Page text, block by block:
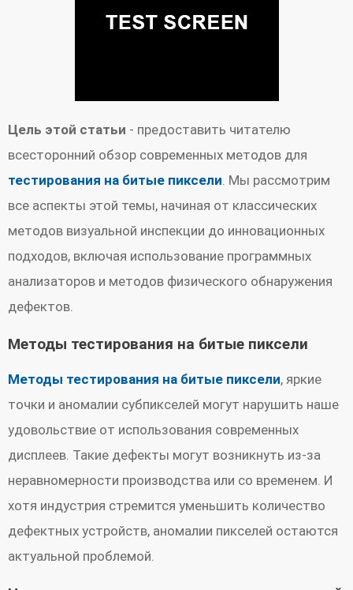
Цель этой статьи - предоставить читателю
всесторонний обзор современных методов для
тестирования на битые пиксели. Мы рассмотрим
все аспекты этой темы, начиная от классических
методов визуальной инспекции до инновационных
подходов, включая использование программных
анализаторов и методов физического обнаружения
дефектов.
Методы тестирования на битые пиксели
Методы тестирования на битые пиксели, яркие
точки и аномалии субпикселей могут нарушить наше
удовольствие от использования современных
дисплеев. Такие дефекты могут возникнуть из-за
неравномерности производства или со временем. И
хотя индустрия стремится уменьшить количество
дефектных устройств, аномалии пикселей остаются
актуальной проблемой.